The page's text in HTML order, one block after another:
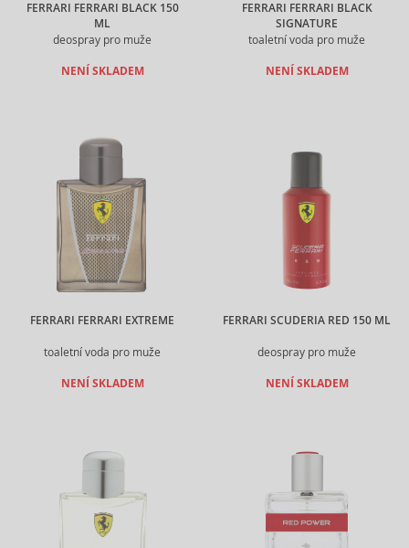
FERRARI FERRARI BLACK 150
ML
deospray pro muže
NENÍ SKLADEM
FERRARI FERRARI BLACK
SIGNATURE
toaletní voda pro muže
NENÍ SKLADEM
FERRARI FERRARI EXTREME
toaletní voda pro muže
NENÍ SKLADEM
FERRARI SCUDERIA RED 150 ML
deospray pro muže
NENÍ SKLADEM